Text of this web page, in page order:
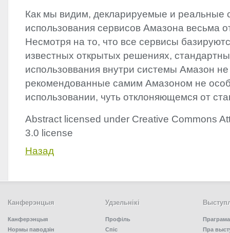
Как мы видим, декларируемые и реальные
использования сервисов Амазона весьма
Несмотря на то, что все сервисы
известных открытых решениях,
использоввания внутри системы Амазон
рекомендованные самим Амазоном не
использовании, чуть отклоняющемся от
Abstract licensed under Creative Commons
3.0 license
Назад
Канферэнцыя
Канферэнцыя
Нормы паводзін
Удзельнiкi
Профіль
Спiс
Праграма
Пра